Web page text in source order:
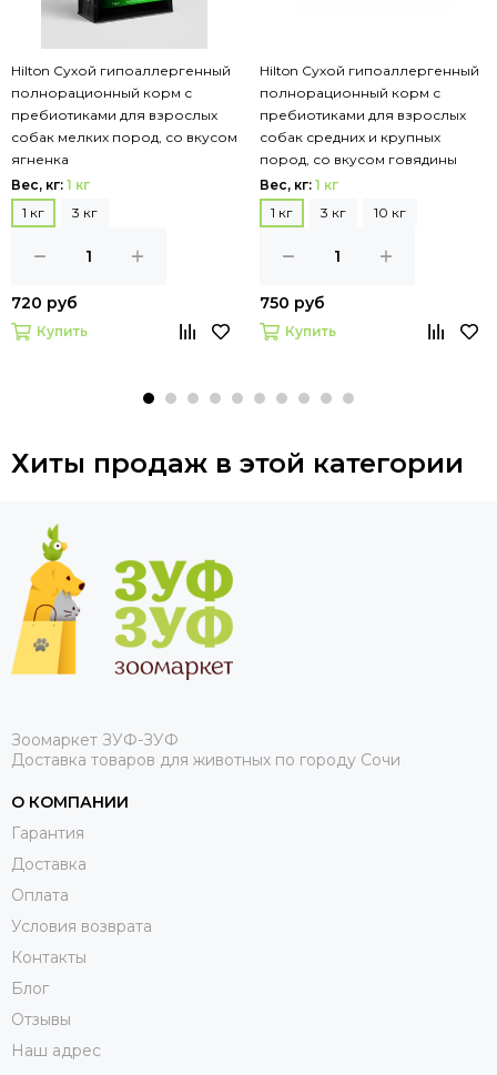
Hilton Сухой гипоаллергенный
полнорационный корм с
пребиотиками для взрослых
собак мелких пород, со вкусом
ягненка
Вес, кг: 1 кг
1 кг
3 кг
720 руб
Купить
Hilton Сухой гипоаллергенный
полнорационный корм с
пребиотиками для взрослых
собак средних и крупных
пород, со вкусом говядины
Вес, кг: 1 кг
1 кг
3 кг 10 кг
750 руб
Купить
Хиты продаж в этой категории
Зоомаркет ЗУФ-ЗУФ
Доставка товаров для животных по городу Сочи
О КОМПАНИИ
Гарантия
Доставка
Оплата
Условия возврата
Контакты
Блог
Отзывы
Наш адрес